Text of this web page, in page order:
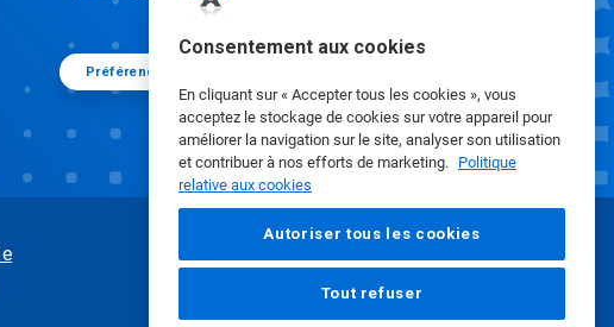
Consentement aux cookies
En cliquant sur « Accepter tous les cookies », vous
acceptez le stockage de cookies sur votre appareil pour
améliorer la navigation sur le site, analyser son utilisation
et contribuer à nos efforts de marketing. Politique
relative aux cookies
Autoriser tous les cookies
Tout refuser
Préférences de cookies